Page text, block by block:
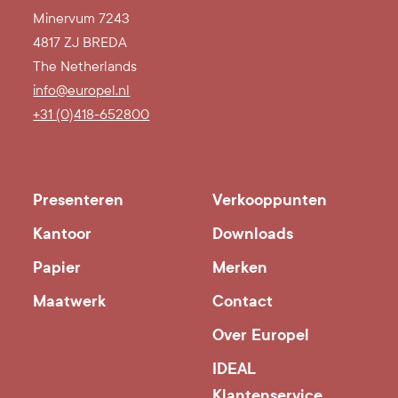
Minervum 7243
4817 ZJ BREDA
The Netherlands
info@europel.nl
+31 (0)418-652800
Presenteren
Kantoor
Papier
Maatwerk
Verkooppunten
Downloads
Merken
Contact
Over Europel
IDEAL